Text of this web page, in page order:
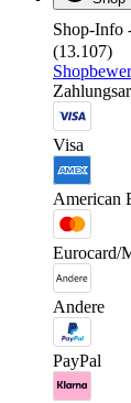
Shop-Info
(13.107)
Visa
American
Eurocard/
Andere
PayPal